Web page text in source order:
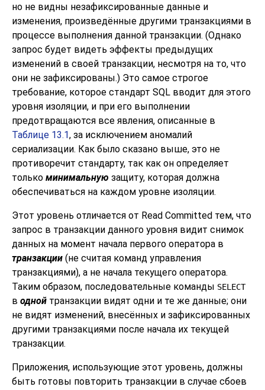
но не видны незафиксированные данные и
изменения, произведённые другими транзакциями в
процессе выполнения данной транзакции. (Однако
запрос будет видеть эффекты предыдущих
изменений в своей транзакции, несмотря на то, что
они не зафиксированы.) Это самое строгое
требование, которое стандарт SQL вводит для этого
уровня изоляции, и при его выполнении
предотвращаются все явления, описанные в
Таблице 13.1, за исключением аномалий
сериализации. Как было сказано выше, это не
противоречит стандарту, так как он определяет
только минимальную защиту, которая должна
обеспечиваться на каждом уровне изоляции.
Этот уровень отличается от Read Committed тем, что
запрос в транзакции данного уровня видит снимок
данных на момент начала первого оператора в
транзакции (не считая команд управления
транзакциями), а не начала текущего оператора.
Таким образом, последовательные команды SELECT
в одной транзакции видят одни и те же данные; они
не видят изменений, внесённых и зафиксированных
другими транзакциями после начала их текущей
транзакции.
Приложения, использующие этот уровень, должны
быть готовы повторить транзакции в случае сбоев